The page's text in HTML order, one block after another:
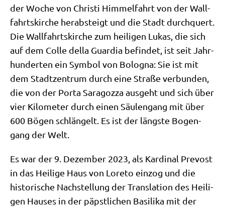
der Woche von Chri­sti Him­mel­fahrt von der Wall­
fahrts­kir­che her­ab­steigt und die Stadt durch­quert.
Die Wall­fahrts­kir­che zum hei­li­gen Lukas, die sich
auf dem Col­le del­la Guar­dia befin­det, ist seit Jahr­
hun­der­ten ein Sym­bol von Bolo­gna: Sie ist mit
dem Stadt­zen­trum durch eine Stra­ße ver­bun­den,
die von der Por­ta Sara­goz­za aus­geht und sich über
vier Kilo­me­ter durch einen Säu­len­gang mit über
600 Bögen schlän­gelt. Es ist der läng­ste Bogen­
gang der Welt.
Es war der 9. Dezem­ber 2023, als Kar­di­nal Pre­vost
in das Hei­li­ge Haus von Lore­to ein­zog und die
histo­ri­sche Nach­stel­lung der Trans­la­ti­on des Hei­li­
gen Hau­ses in der päpst­li­chen Basi­li­ka mit der